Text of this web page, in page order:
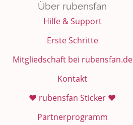
Über rubensfan
Hilfe & Support
Erste Schritte
Mitgliedschaft bei rubensfan.de
Kontakt
❤️ rubensfan Sticker ❤️
Partnerprogramm